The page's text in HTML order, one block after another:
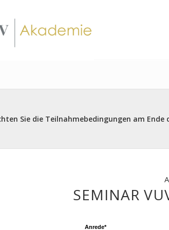
Sie die Teilnahmebedingungen am Ende
SEMINAR
Anrede*